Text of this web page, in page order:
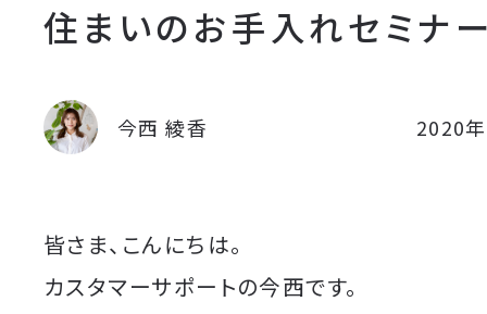
住まいのお手入れセミナ
2020
今西 綾香
皆さま、こんにちは。
カスタマーサポートの今西です。